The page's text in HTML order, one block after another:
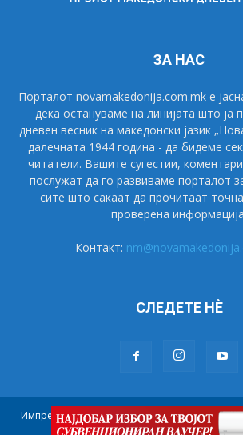
ЗА НАС
Порталот novamakedonija.com.mk е
дека остануваме на линијата што ја
дневен весник на македонски јазик
далечната 1944 година - да бидеме
читатели. Вашите сугестии,
послужат да го развиваме порталот
сите што сакаат да прочитаат
проверена
Контакт:
СЛЕДЕТЕ НÈ
Импресум Маркетинг Претплата
Контакт